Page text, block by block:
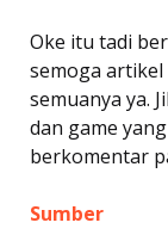
Oke itu tadi
semoga
semuanya ya.
dan game
berkomentar
Sumber